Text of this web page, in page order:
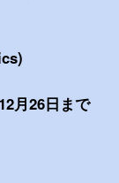
月26日まで